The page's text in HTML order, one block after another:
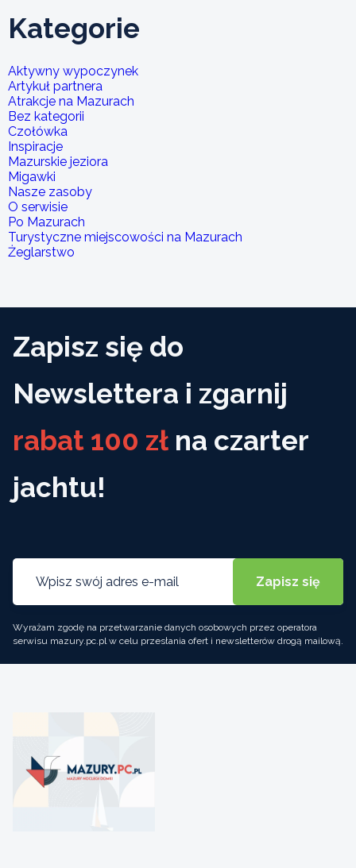
Kategorie
Aktywny wypoczynek
Artykuł partnera
Atrakcje na Mazurach
Bez kategorii
Czołówka
Inspiracje
Mazurskie jeziora
Migawki
Nasze zasoby
O serwisie
Po Mazurach
Turystyczne miejscowości na Mazurach
Żeglarstwo
Zapisz się do
Newslettera i zgarnij
rabat 100 zł na czarter
jachtu!
Wyrażam zgodę na przetwarzanie danych osobowych przez operatora
serwisu mazury.pc.pl w celu przesłania ofert i newsletterów drogą mailową.